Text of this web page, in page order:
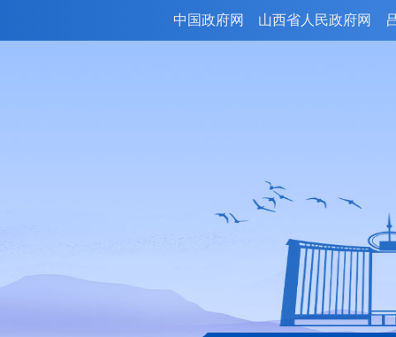
中国政府网 山西省人民政府网